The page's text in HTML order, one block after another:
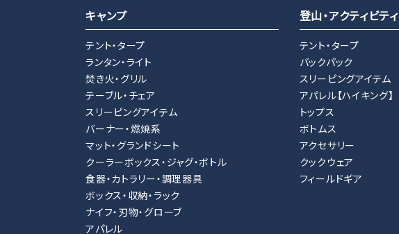
カテゴリー
キャンプ
テント・タープ
ランタン・ライト
焚き火・グリル
テーブル・チェア
スリーピングアイテム
バーナー・燃焼系
マット・グランドシート
クーラーボックス・ジャグ・ボトル
食器・カトラリー・調理器具
ボックス・収納・ラック
ナイフ・刃物・グローブ
アパレル
登山・アクティビティ
テント・タープ
バックパック
スリーピングアイテム
アパレル【ハイキング】
トップス
ボトムス
アクセサリー
クックウェア
フィールドギア